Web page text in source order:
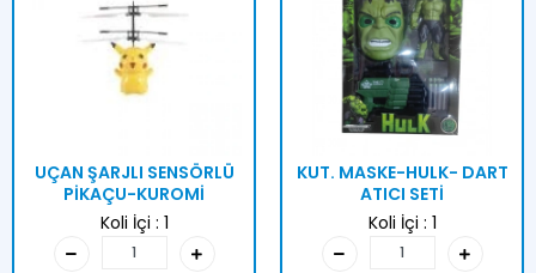
UÇAN ŞARJLI SENSÖRLÜ
PİKAÇU-KUROMİ
Koli İçi : 1
KUT. MASKE-HULK- DART
ATICI SETİ
Koli İçi : 1